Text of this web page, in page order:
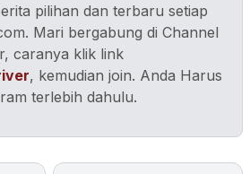
pilihan dan terbaru setiap
Mari bergabung di Channel
caranya klik link
, kemudian join. Anda Harus
terlebih dahulu.